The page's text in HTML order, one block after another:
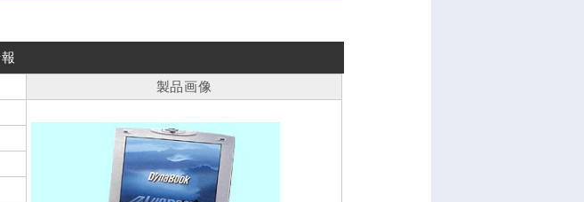
製品画像